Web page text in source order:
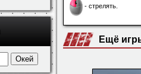
Управление